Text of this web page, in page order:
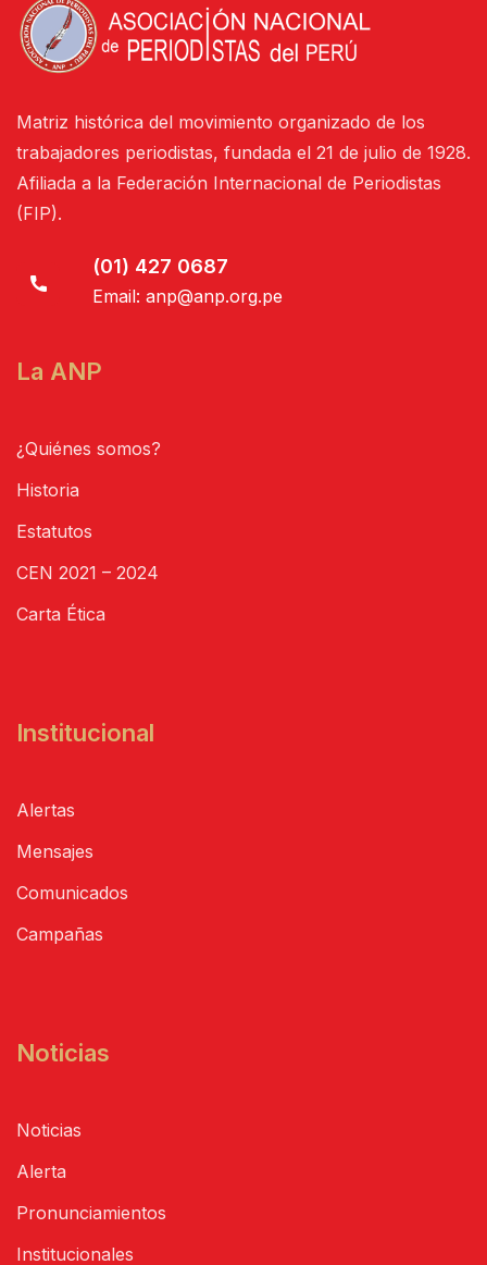
Matriz histórica del movimiento organizado de los
trabajadores periodistas, fundada el 21 de julio de 1928.
Afiliada a la Federación Internacional de Periodistas
(FIP).
(01) 427 0687
Email: anp@anp.org.pe
La ANP
¿Quiénes somos?
Historia
Estatutos
CEN 2021 – 2024
Carta Ética
Institucional
Alertas
Mensajes
Comunicados
Campañas
Noticias
Noticias
Alerta
Pronunciamientos
Institucionales